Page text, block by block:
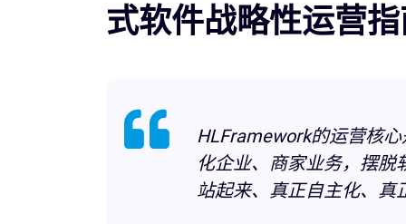
式软件战略性运营
HLFramework的运营核
化企业、商家业务，摆脱
站起来、真正自主化、真